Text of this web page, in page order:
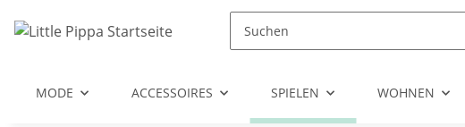
MODE ACCESSOIRES SPIELEN WOHNEN